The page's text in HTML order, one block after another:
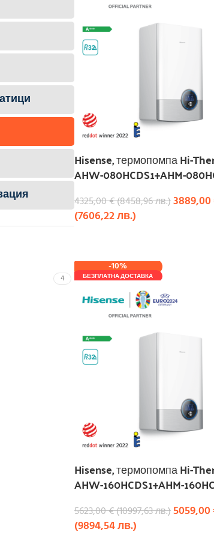
4
Hisense, термопомпа Hi-
AHW-080HCDS1+AHM-
4325,00€(8458,96лв.)3889,00
(7606,22лв.)
-10%
БЕЗПЛАТНА ДОСТАВКА
Hisense, термопомпа Hi-
AHW-160HCDS1+AHM-
5623,00€(10997,63лв.)5059,00
(9894,54лв.)